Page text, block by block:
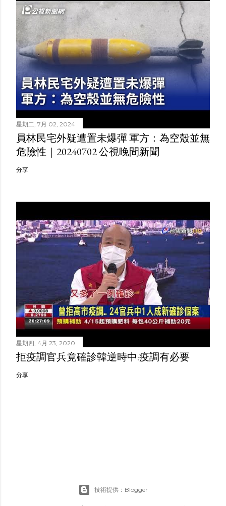
星期二, 7月 02, 2024
員林民宅外疑遭置未爆彈 軍方：為空殼並無
危險性｜20240702 公視晚間新聞
分享
星期四, 4月 23, 2020
拒疫調官兵竟確診韓逆時中:疫調有必要
分享
技術提供：Blogger